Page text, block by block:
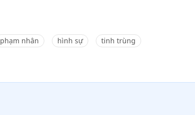
phạm nhân hình sự tinh trùng